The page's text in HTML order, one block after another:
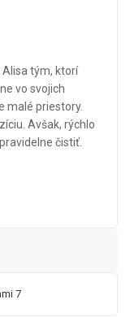
tým, ktorí
vo svojich
malé priestory.
Avšak, rýchlo
čistiť.
7